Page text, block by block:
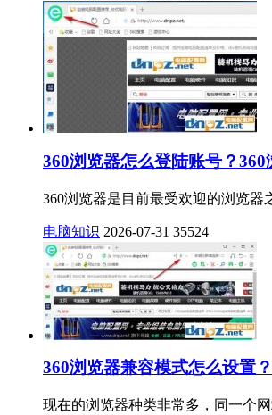
360浏览器怎么登陆账号？
360浏览器是目前最受欢迎的浏览器
电脑知识 2026-07-31 35524
360浏览器兼容模式怎么设置
现在的浏览器种类非常多，同一个